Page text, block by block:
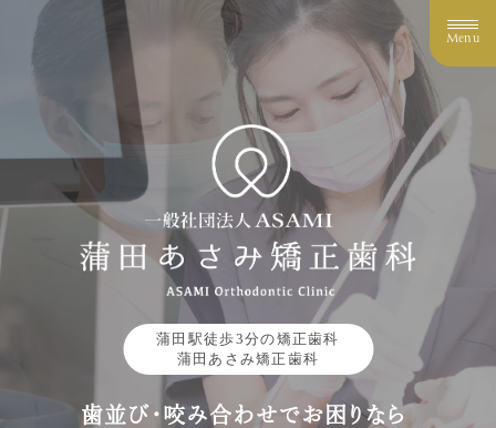
Menu
蒲田駅徒歩3分の矯正歯科
蒲田あさみ矯正歯科
歯並び・咬み合わせでお困りなら